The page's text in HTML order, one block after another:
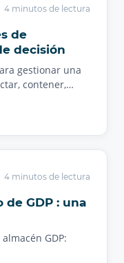
4 minutos de lectura
de
decisión
gestionar una
contener,…
4 minutos de lectura
GDP : una
GDP: